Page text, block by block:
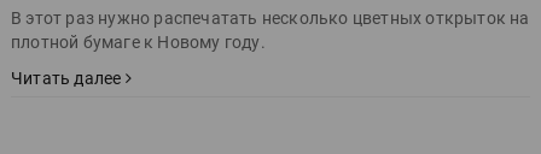
В этот раз нужно распечатать несколько цветных открыток на
плотной бумаге к Новому году.
Читать далее